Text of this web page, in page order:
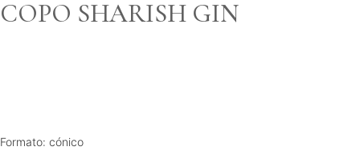
COPO SHARISH GIN
Formato: cónico